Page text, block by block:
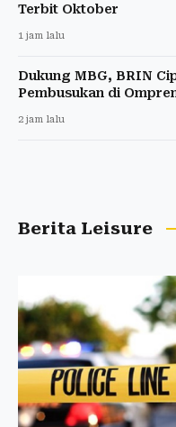
Terbit Oktober
1 jam lalu
Dukung MBG, BRIN
Pembusukan di
2 jam lalu
Berita Leisure